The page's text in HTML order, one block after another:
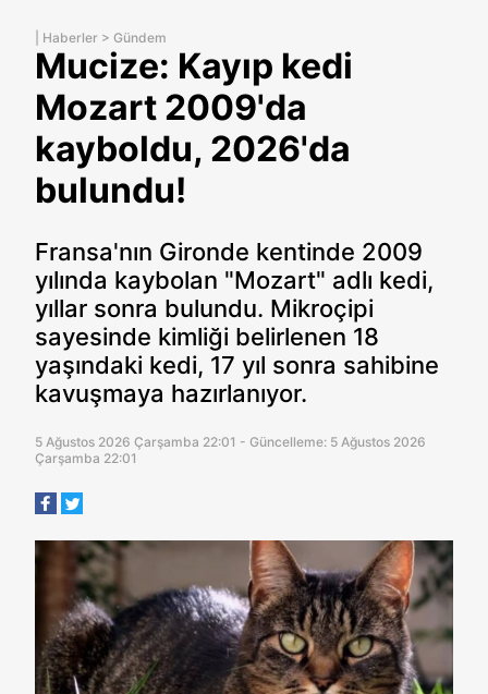
Haberler > Gündem
Mucize: Kayıp kedi
Mozart 2009'da
kayboldu, 2026'da
bulundu!
Fransa'nın Gironde kentinde 2009
yılında kaybolan "Mozart" adlı kedi,
yıllar sonra bulundu. Mikroçipi
sayesinde kimliği belirlenen 18
yaşındaki kedi, 17 yıl sonra sahibine
kavuşmaya hazırlanıyor.
5 Ağustos 2026 Çarşamba 22:01 - Güncelleme: 5 Ağustos 2026
Çarşamba 22:01